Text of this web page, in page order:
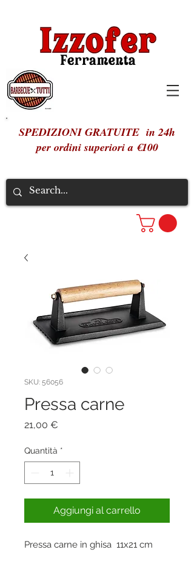
SPEDIZIONI GRATUITE in 24h
per ordini superiori a €100
SKU: 56056
Pressa carne
21,00 €
Quantità *
Aggiungi al carrello
Pressa carne in ghisa 11x21 cm